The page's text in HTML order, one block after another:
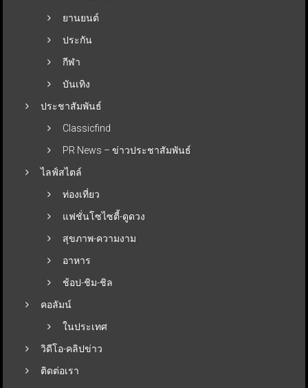
ยานยนต์
ประกัน
กีฬา
บันเทิง
ประชาสัมพันธ์
Classicfind
PR News – ข่าวประชาสัมพันธ์
ไลฟ์สไตล์
ท่องเที่ยว
แฟชั่นโซไซตี้-ดูดวง
สุขภาพ-ความงาม
อาหาร
ช้อป-ชิม-ชิล
คอลัมน์
ในประเทศ
วิดีโอ-คลิปข่าว
ติดต่อเรา